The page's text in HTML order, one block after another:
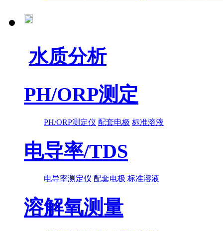
水质分析
PH/ORP测定
PH/ORP测定仪 配套电极 标准溶液
电导率/TDS
电导率测定仪 配套电极 标准溶液
溶解氧测量